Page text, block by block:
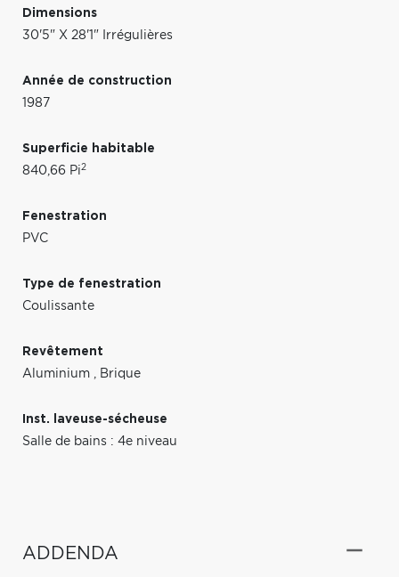
Dimensions
30'5" X 28'1" Irrégulières
Année de construction
1987
Superficie habitable
840,66 Pi2
Fenestration
PVC
Type de fenestration
Coulissante
Revêtement
Aluminium , Brique
Inst. laveuse-sécheuse
Salle de bains : 4e niveau
ADDENDA